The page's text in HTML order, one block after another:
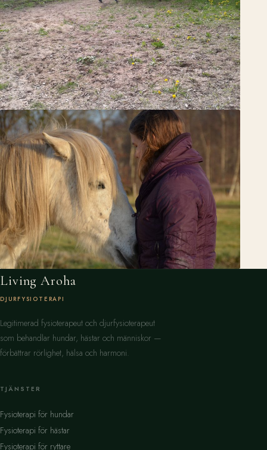
Living Aroha
DJURFYSIOTERAPI
Legitimerad fysioterapeut och djurfysioterapeut
som behandlar hundar, hästar och människor —
förbättrar rörlighet, hälsa och harmoni.
TJÄNSTER
Fysioterapi för hundar
Fysioterapi för hästar
Fysioterapi för ryttare